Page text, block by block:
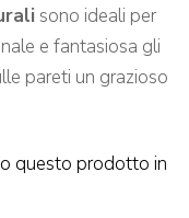
sono ideali per
e fantasiosa gli
pareti un grazioso
questo prodotto in